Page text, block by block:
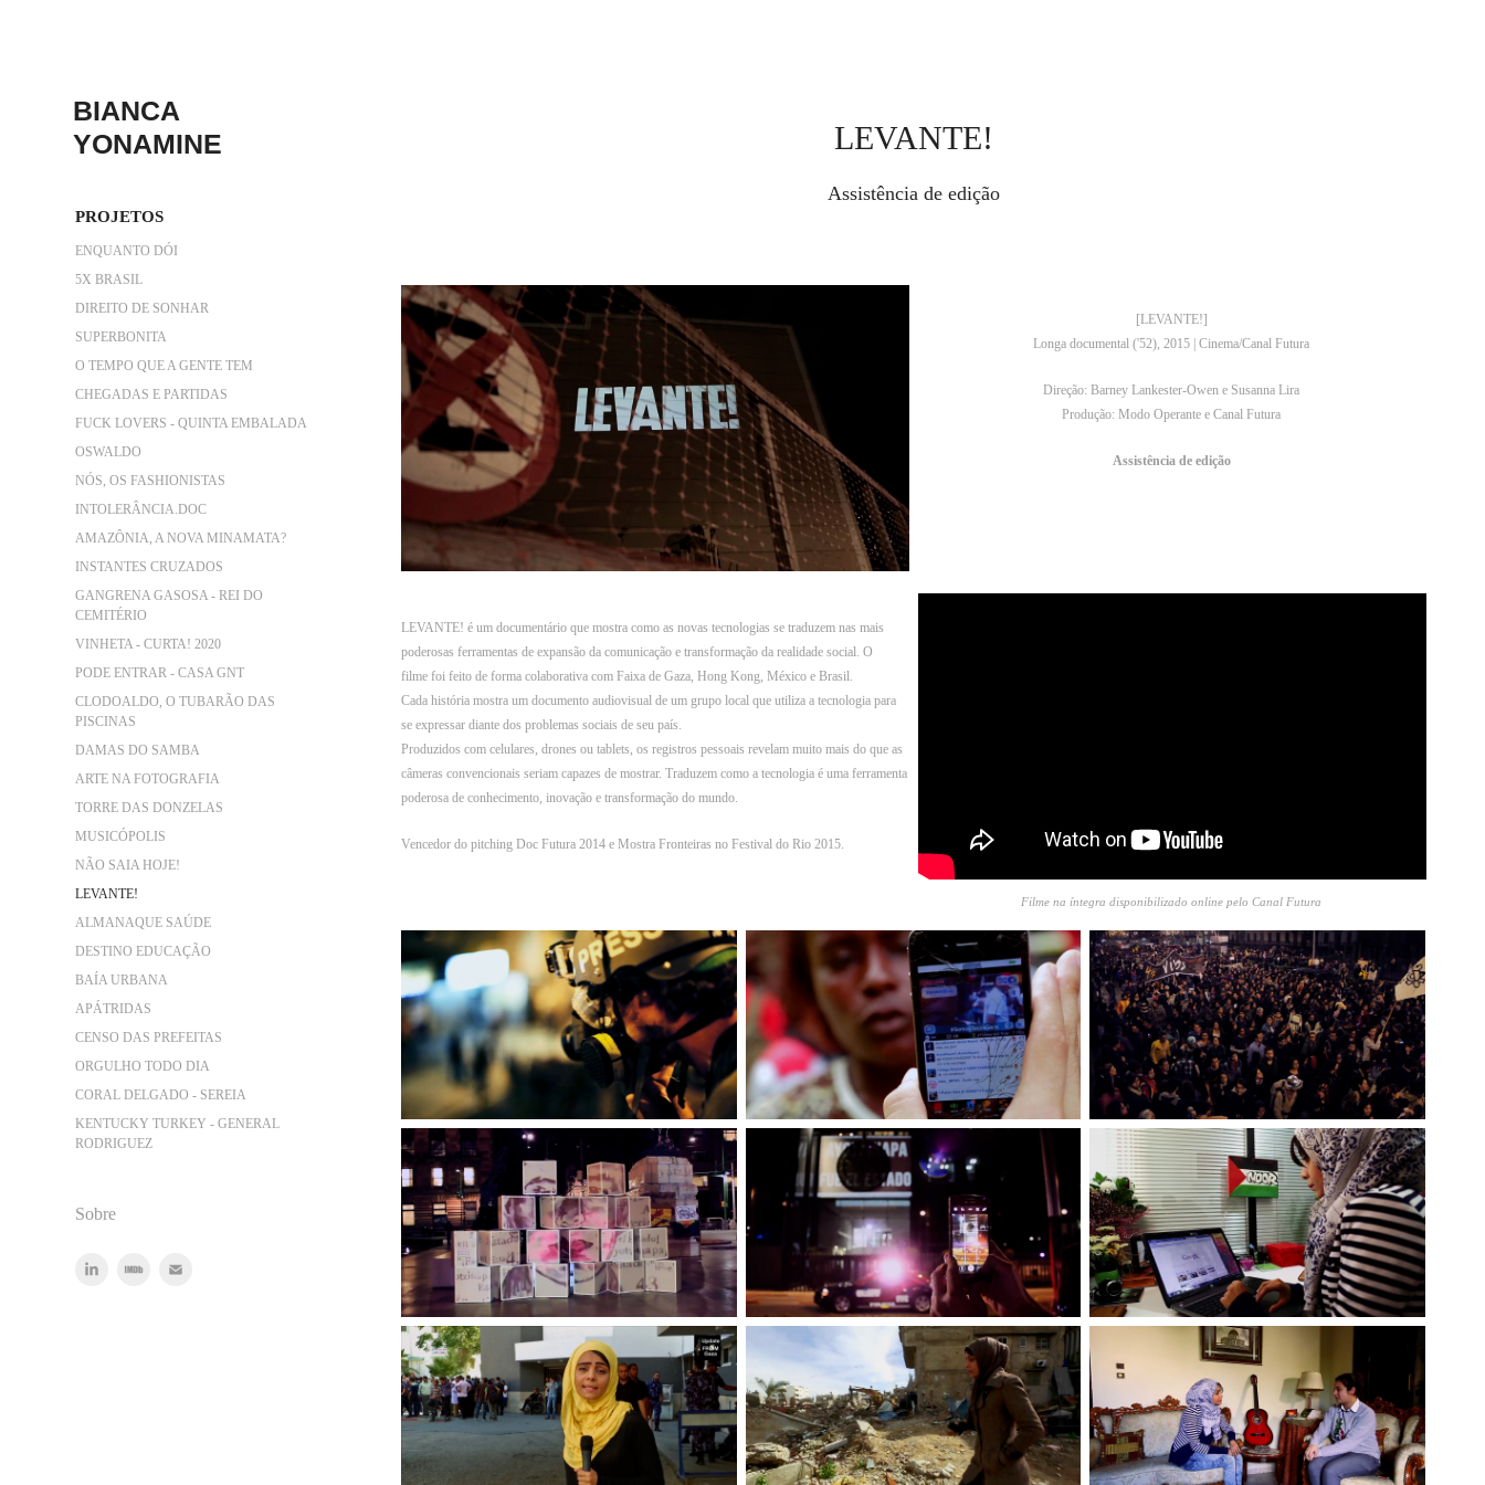
BIANCA
YONAMINE
PROJETOS
ENQUANTO DÓI
5X BRASIL
DIREITO DE SONHAR
SUPERBONITA
O TEMPO QUE A GENTE TEM
CHEGADAS E PARTIDAS
FUCK LOVERS - QUINTA EMBALADA
OSWALDO
NÓS, OS FASHIONISTAS
INTOLERÂNCIA.DOC
AMAZÔNIA, A NOVA MINAMATA?
INSTANTES CRUZADOS
GANGRENA GASOSA - REI DO
CEMITÉRIO
VINHETA - CURTA! 2020
PODE ENTRAR - CASA GNT
CLODOALDO, O TUBARÃO DAS
PISCINAS
DAMAS DO SAMBA
ARTE NA FOTOGRAFIA
TORRE DAS DONZELAS
MUSICÓPOLIS
NÃO SAIA HOJE!
LEVANTE!
ALMANAQUE SAÚDE
DESTINO EDUCAÇÃO
BAÍA URBANA
APÁTRIDAS
CENSO DAS PREFEITAS
ORGULHO TODO DIA
CORAL DELGADO - SEREIA
KENTUCKY TURKEY - GENERAL
RODRIGUEZ
Sobre
LEVANTE!
Assistência de edição
[LEVANTE!]
Longa documental ('52), 2015 | Cinema/Canal Futura
Direção: Barney Lankester-Owen e Susanna Lira
Produção: Modo Operante e Canal Futura
Assistência de edição
LEVANTE! é um documentário que mostra como as novas tecnologias se traduzem nas mais
poderosas ferramentas de expansão da comunicação e transformação da realidade social. O
filme foi feito de forma colaborativa com Faixa de Gaza, Hong Kong, México e Brasil.
Cada história mostra um documento audiovisual de um grupo local que utiliza a tecnologia para
se expressar diante dos problemas sociais de seu país.
Produzidos com celulares, drones ou tablets, os registros pessoais revelam muito mais do que as
câmeras convencionais seriam capazes de mostrar. Traduzem como a tecnologia é uma ferramenta
poderosa de conhecimento, inovação e transformação do mundo.
Vencedor do pitching Doc Futura 2014 e Mostra Fronteiras no Festival do Rio 2015.
Filme na íntegra disponibilizado online pelo Canal Futura